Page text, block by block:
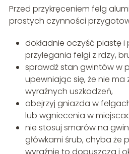
Przed przykręceniem felg
prostych czynności
dokładnie oczyść piastę i
przylegania felgi z rdzy,
sprawdź stan gwintów w
upewniając się, że nie ma
wyraźnych uszkodzeń,
obejrzyj gniazda w
lub wgniecenia w
nie stosuj smarów na
główkami śrub, chyba że